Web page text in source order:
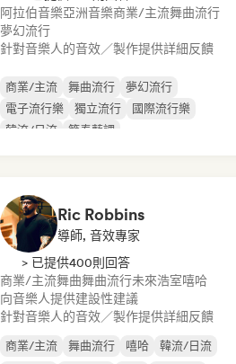
阿拉伯音樂亞洲音樂商業/主流舞曲流行
夢幻流行
針對音樂人的音效／製作提供詳細反饋
商業/主流 舞曲流行
夢幻流行
電子流行樂
獨立流行
國際流行樂
韓流/日流
節奏藍調
Ric Robbins
導師, 音效專家
> 已提供400則回答
商業/主流舞曲舞曲流行未來浩室嘻哈
向音樂人提供建設性建議
針對音樂人的音效／製作提供詳細反饋
商業/主流 舞曲流行 嘻哈
韓流/日流